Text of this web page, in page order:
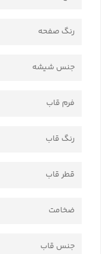
رنگ صفحه
جنس شیشه
فرم قاب
رنگ قاب
قطر قاب
ضخامت
جنس قاب